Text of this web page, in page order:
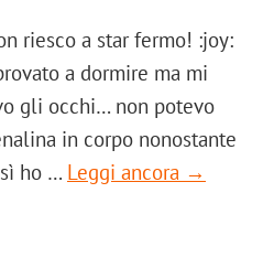
riesco a star fermo! :joy:
a dormire ma mi
gli occhi… non potevo
in corpo nonostante
ho … Leggi ancora →